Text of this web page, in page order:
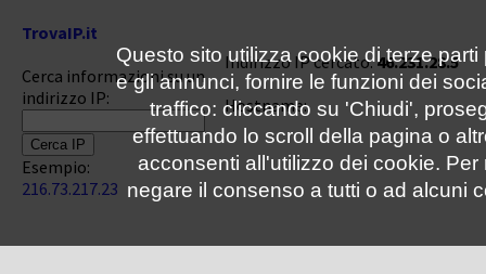
TrovaIP.it
Cerca informazioni su un
indirizzo IP:
Esempio:
216.73.217.23
Indirizzo IP cercato:46.231.28.5
Hostname:
Questo sito utilizza cookie di terze
e gli annunci, fornire le funzioni dei
traffico: cliccando su 'Chiudi',
effettuando lo scroll della pagina o
acconsenti all'utilizzo dei cookie.
negare il consenso a tutti o ad alcuni